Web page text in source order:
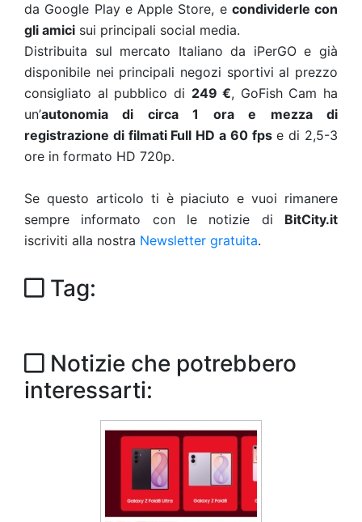
da Google Play e Apple Store, e condividerle con
gli amici sui principali social media.
Distribuita sul mercato Italiano da iPerGO e già
disponibile nei principali negozi sportivi al prezzo
consigliato al pubblico di 249 €, GoFish Cam ha
un’autonomia di circa 1 ora e mezza di
registrazione di filmati Full HD a 60 fpse di 2,5-3
ore in formato HD 720p.
Se questo articolo ti è piaciuto e vuoi rimanere
sempre informato con le notizie di BitCity.it
iscriviti alla nostra Newsletter gratuita.
Tag:
Notizie che potrebbero
interessarti: